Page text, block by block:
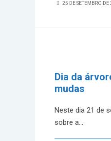
25 DE SETEMBRO DE
Dia da
mudas
Neste dia 21 de
sobre a...